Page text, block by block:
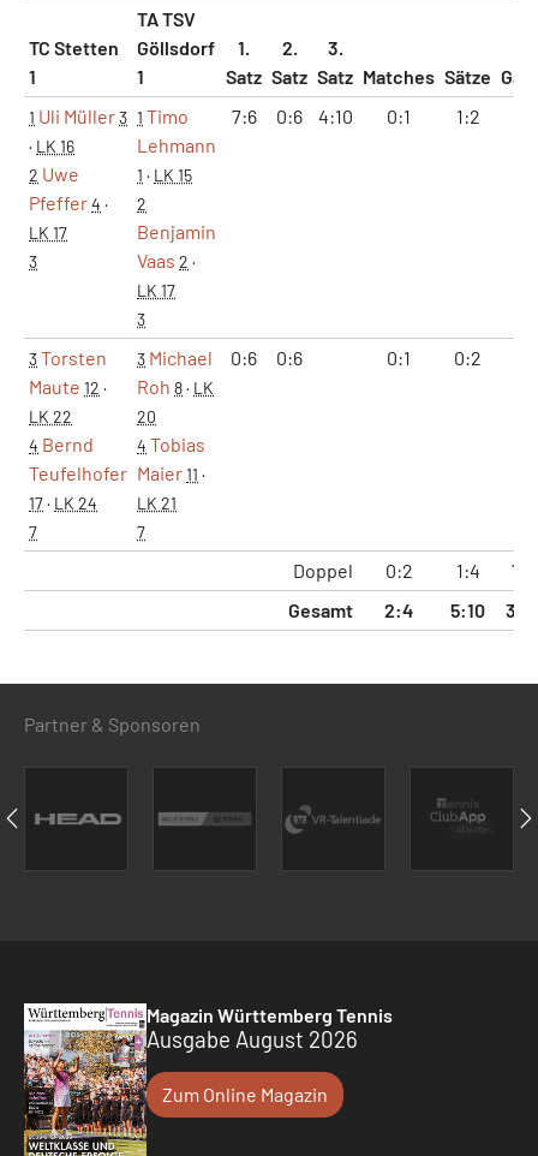
TC Stetten
1
TA TSV
Göllsdorf
1
1.
Satz
2.
Satz
3.
Satz Matches Sätze
1 Uli Müller3
· LK 16
2 Uwe
Pfeffer4 ·
LK 17
3
1 Timo
Lehmann
1 · LK 15
2
Benjamin
Vaas 2 ·
LK 17
3
7:6 0:6 4:10 0:1 1:2
3Torsten
Maute 12 ·
LK 22
4 Bernd
Teufelhofer
17· LK 24
7
3 Michael
Roh 8· LK
20
4 Tobias
Maier11 ·
LK 21
7
0:6 0:6 0:1 0:2
Doppel 0:2 1:4
Gesamt
2:4 5:10
Partner & Sponsoren
Magazin Württemberg Tennis
Ausgabe August 2026
Zum Online Magazin